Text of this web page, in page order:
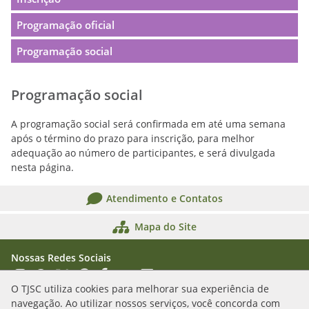
O TJSC utiliza cookies para melhorar sua experiência de
navegação. Ao utilizar nossos serviços, você concorda com
Programação oficial
Programação social
Programação social
A programação social será confirmada em até uma semana
após o término do prazo para inscrição, para melhor
adequação ao número de participantes, e será divulgada
nesta página.
Atendimento e Contatos
Mapa do Site
Nossas Redes Sociais
Acessar Instagram
Acessar WhatsApp
Acessar XAcessar Threads
Acessar Facebook
Acessar YouTube
Acessar Flickr
Acessar SoundCloud